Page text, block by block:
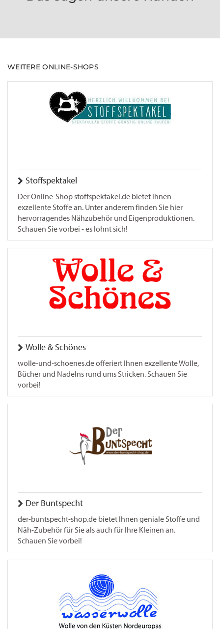
WEITERE ONLINE-SHOPS
Stoffspektakel
Der Online-Shop stoffspektakel.de bietet Ihnen
exzellente Stoffe an. Unter anderem finden Sie hier
hervorragendes Nähzubehör und Eigenproduktionen.
Schauen Sie vorbei - es lohnt sich!
Wolle & Schönes
wolle-und-schoenes.de offeriert Ihnen exzellente Wolle,
Bücher und Nadelns rund ums Stricken. Schauen Sie
vorbei!
Der Buntspecht
der-buntspecht-shop.de bietet Ihnen geniale Stoffe und
Näh-Zubehör für Sie als auch für Ihre Kleinen an.
Schauen Sie vorbei!